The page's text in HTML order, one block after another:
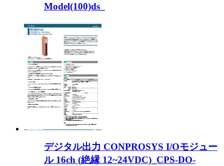
Model(100)ds_
デジタル出力 CONPROSYS I/Oモジュー
ル 16ch (絶縁 12~24VDC)_CPS-DO-